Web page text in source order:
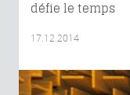
défie le temps
17.12.2014